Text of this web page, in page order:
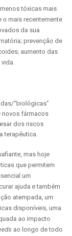
tóxicas mais
mais recentemente
da sua
prevenção de
aumento das
vida.
“biológicas”
novos fármacos
dos riscos
terapêutica.
mas hoje
que permitem
um
ajuda e também
atempada, um
disponíveis, uma
ao impacto
ao longo de todo